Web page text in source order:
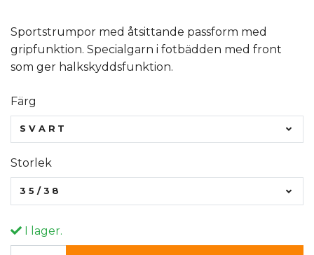
Sportstrumpor med åtsittande passform med
gripfunktion. Specialgarn i fotbädden med front
som ger halkskyddsfunktion.
Färg
SVART
Storlek
35/38
I lager.